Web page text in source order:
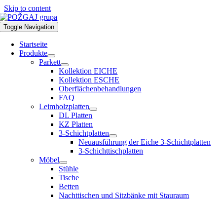
Skip to content
Toggle Navigation
Startseite
Produkte
Parkett
Kollektion EICHE
Kollektion ESCHE
Oberflächenbehandlungen
FAQ
Leimholzplatten
DL Platten
KZ Platten
3-Schichtplatten
Neuausführung der Eiche 3-Schichtplatten
3-Schichttischplatten
Möbel
Stühle
Tische
Betten
Nachttischen und Sitzbänke mit Stauraum